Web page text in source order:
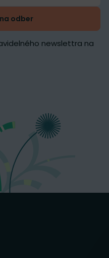
odber
newslettra na